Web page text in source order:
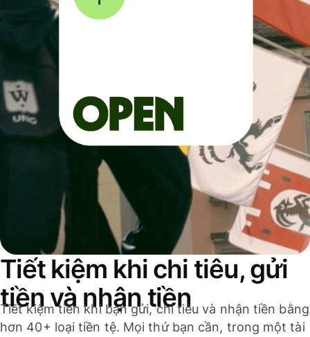
Tiết kiệm khi chi tiêu, gửi
tiền và nhận tiền
Tiết kiệm tiền khi bạn gửi, chi tiêu và nhận tiền bằng
hơn 40+ loại tiền tệ. Mọi thứ bạn cần, trong một tài